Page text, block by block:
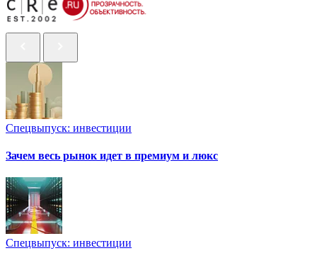
Спецвыпуск: инвестиции
Зачем весь рынок идет в премиум и люкс
Спецвыпуск: инвестиции